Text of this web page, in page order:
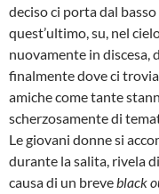
deciso ci porta dal
quest’ultimo, su, nel
nuovamente in discesa,
finalmente dove ci
amiche come tante
scherzosamente di
Le giovani donne si
durante la salita, rivela
causa di un breveblack